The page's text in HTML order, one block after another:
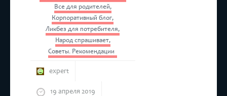
Все для родителей,
Корпоративный блог,
Ликбез для потребителя,
Народ спрашивает,
Советы. Рекомендации
expert
19 апреля 2019